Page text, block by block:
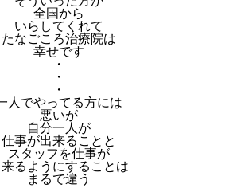
全国から
いらしてくれて
たなごころ治療院は
幸せです
・
・
・
人でやってる方には
悪いが
自分一人が
仕事が出来ることと
スタッフを仕事が
来るようにすることは
まるで違う